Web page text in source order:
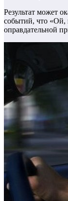
Результат может
событий, что «Ой,
оправдательной